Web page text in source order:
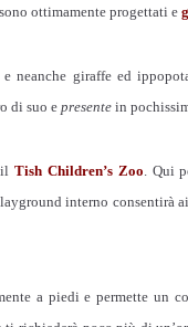
ottimamente progettati e
giraffe ed
di suo epresente in
il Tish Children’s Zoo . Qui
interno consentirà
a piedi e permette un